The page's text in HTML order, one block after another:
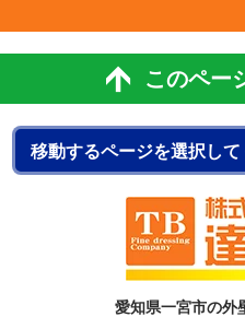
このペー
愛知県一宮市の外